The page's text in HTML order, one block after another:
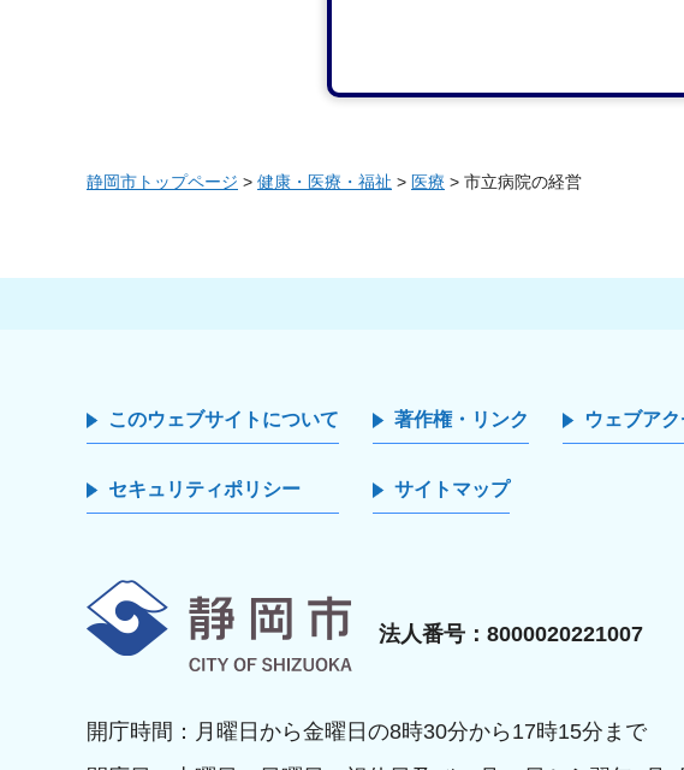
静岡市トップページ > 健康・医療・福祉 > 医療 > 市立病院の経営
このウェブサイトについて 著作権・リンク ウェブア
セキュリティポリシー サイトマップ
法人番号：8000020221007
開庁時間：月曜日から金曜日の8時30分から17時15分まで